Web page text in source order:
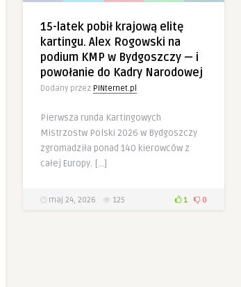
15-latek pobił krajową elitę
kartingu. Alex Rogowski na
podium KMP w Bydgoszczy — i
powołanie do Kadry Narodowej
Dodany przez PINternet.pl
Pierwsza runda Kartingowych
Mistrzostw Polski 2026 w Bydgoszczy
zgromadziła ponad 140 kierowców z
całej Europy. […]
maj 24, 2026 125 1 0